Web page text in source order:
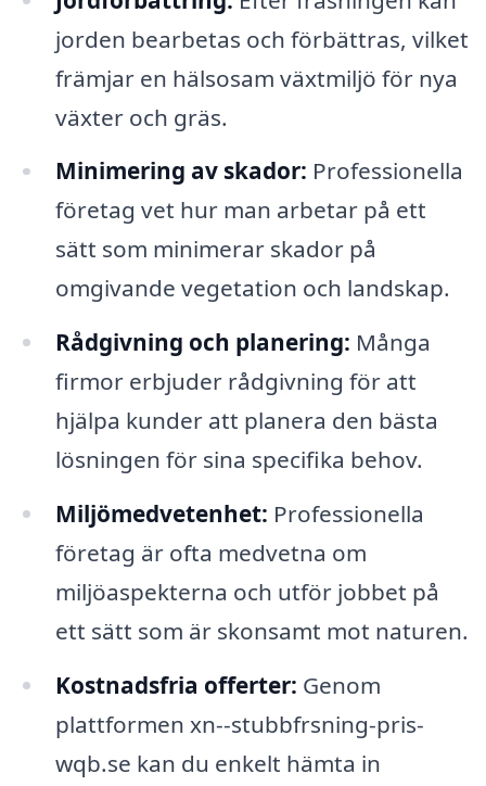
jorden bearbetas och förbättras, vilket
främjar en hälsosam växtmiljö för nya
växter och gräs.
Minimering av skador: Professionella
företag vet hur man arbetar på ett
sätt som minimerar skador på
omgivande vegetation och landskap.
Rådgivning och planering: Många
firmor erbjuder rådgivning för att
hjälpa kunder att planera den bästa
lösningen för sina specifika behov.
Miljömedvetenhet: Professionella
företag är ofta medvetna om
miljöaspekterna och utför jobbet på
ett sätt som är skonsamt mot naturen.
Kostnadsfria offerter: Genom
plattformen xn--stubbfrsning-pris-
wqb.se kan du enkelt hämta in